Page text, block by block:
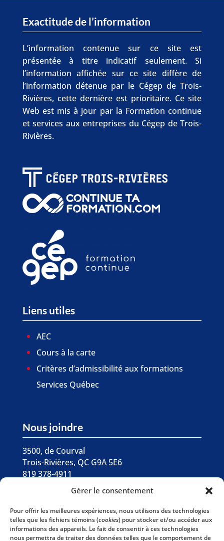
Gérer le consentement
Pour offrir les meilleures expériences, nous utilisons des technologies
telles que les fichiers témoins (cookies) pour stocker et/ou accéder aux
informations des appareils. Le fait de consentir à ces technologies
nous permettra de traiter des données telles que le comportement de
Exactitude de l’information
L’information contenue sur ce site est
présentée à titre indicatif seulement. Si
l’information affichée sur ce site diffère de
l’information détenue par le Cégep de Trois-
Rivières, cette dernière est prioritaire. Ce site
Web est mis à jour par la Formation continue
et services aux entreprises du Cégep de Trois-
Rivières.
Liens utiles
AEC
Cours à la carte
Critères d’admissibilité aux formations
Services Québec
Nous joindre
3500, de Courval
Trois-Rivières, QC G9A 5E6
819 378-4911

Abonnez-vous à